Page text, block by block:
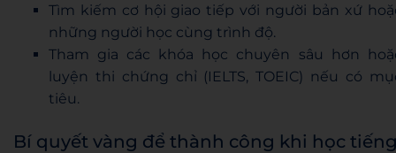
Tìm kiếm cơ hội giao tiếp với người bản xứ
những người học cùng trình độ.
Tham gia các khóa học chuyên sâu hơn
luyện thi chứng chỉ (IELTS, TOEIC) nếu có
tiêu.
Bí quyết vàng để thành công khi học